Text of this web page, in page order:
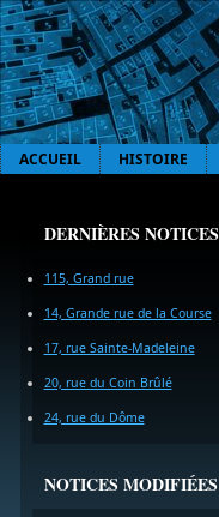
ACCUEIL HISTOIRE
DERNIÈRES NOTICES
115, Grand rue
14, Grande rue de la Course
17, rue Sainte-Madeleine
20, rue du Coin Brûlé
24, rue du Dôme
NOTICES MODIFIÉES